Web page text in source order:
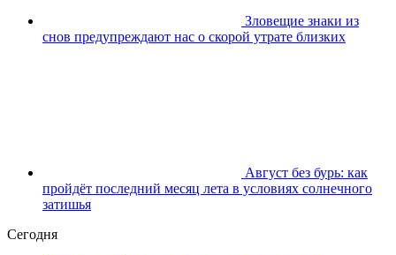
Зловещие знаки из
снов предупреждают нас о скорой утрате близких
Август без бурь: как
пройдёт последний месяц лета в условиях солнечного
затишья
Сегодня